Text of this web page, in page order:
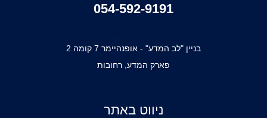
054-592-9191
בניין "לב המדע" - אופנהיימר 7 קומה 2
פארק המדע, רחובות
ניווט באתר